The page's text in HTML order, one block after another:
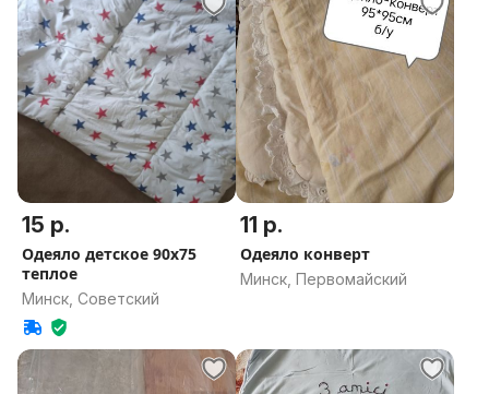
15 р.
Одеяло детское 90х75
теплое
Минск, Советский
11 р.
Одеяло конверт
Минск, Первомайский